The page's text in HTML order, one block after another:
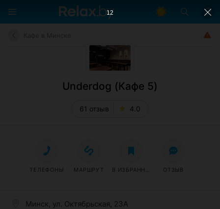
Underdog (Кафе 5)
61 отзыв 4.0
Минск, ул. Октябрьская, 23А
ТЕЛЕФОНЫ МАРШРУТ В ИЗБРАННОЕ ОТЗЫВ
11